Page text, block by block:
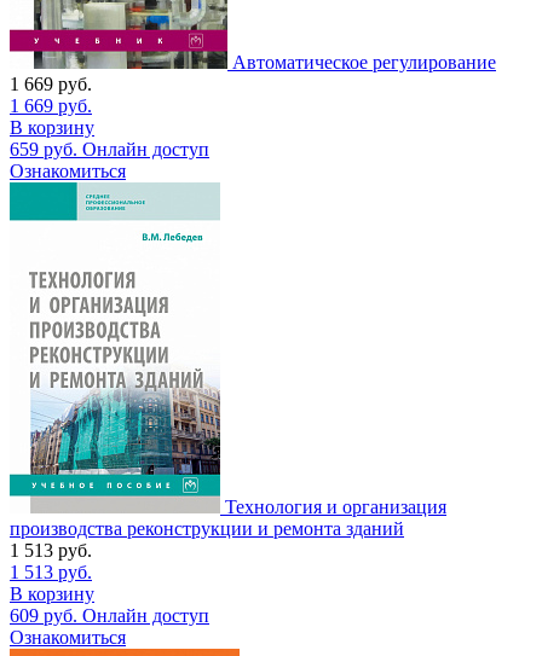
Автоматическое регулирование
1 669 руб.
1 669 руб.
В корзину
659 руб. Онлайн доступ
Ознакомиться
Технология и организация
производства реконструкции и ремонта зданий
1 513 руб.
1 513 руб.
В корзину
609 руб. Онлайн доступ
Ознакомиться